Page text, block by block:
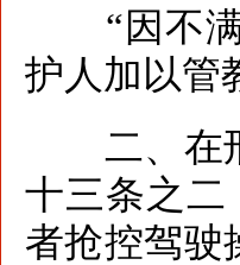
“因不满
护人加以管
二、在刑
十三条之二
者抢控驾驶